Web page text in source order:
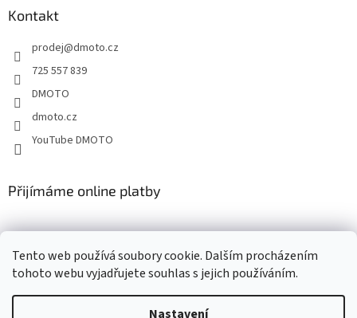
Tento web používá soubory cookie. Dalším procházením
tohoto webu vyjadřujete souhlas s jejich používáním.
Nastavení
Kontakt
prodej@dmoto.cz
725 557 839
DMOTO
dmoto.cz
YouTube DMOTO
Přijímáme online platby